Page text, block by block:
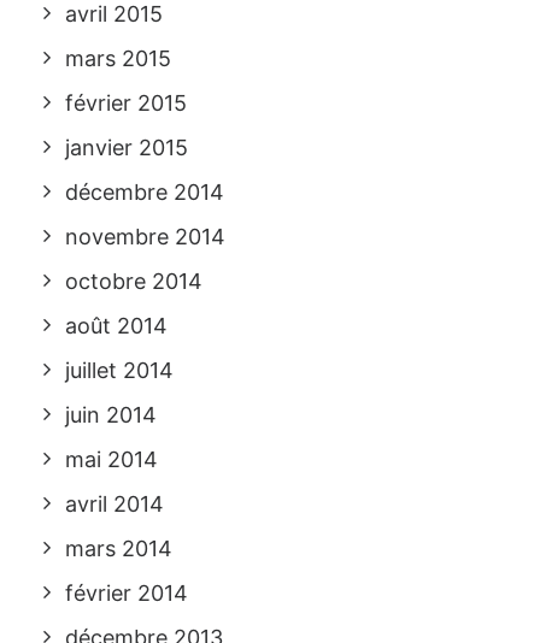
avril 2015
mars 2015
février 2015
janvier 2015
décembre 2014
novembre 2014
octobre 2014
août 2014
juillet 2014
juin 2014
mai 2014
avril 2014
mars 2014
février 2014
décembre 2013